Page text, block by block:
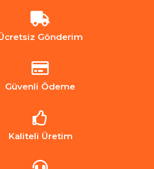
Gönderim
Güvenli Ödeme
Kaliteli Üretim